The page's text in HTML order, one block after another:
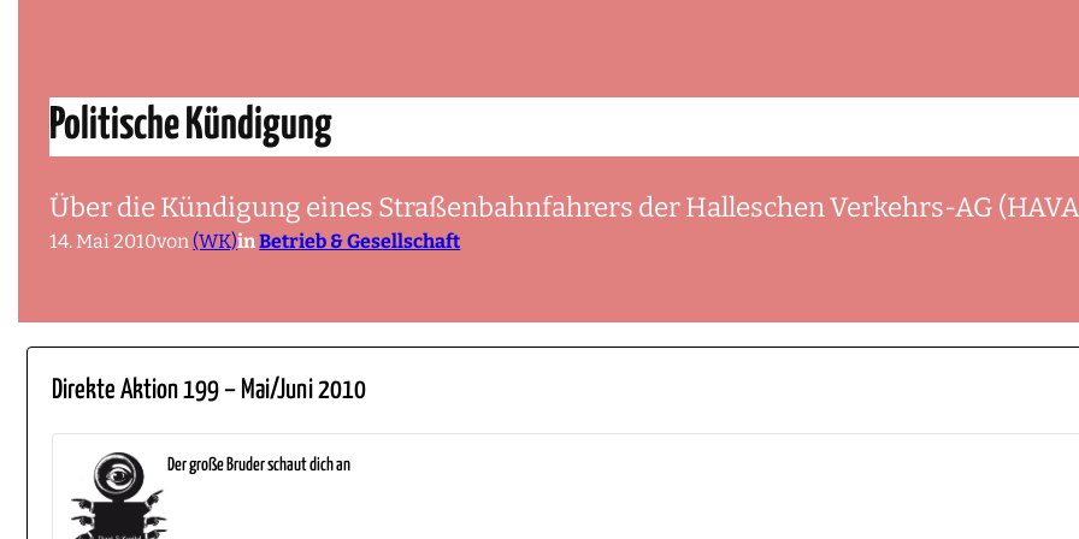
Politische Kündigung
Über die Kündigung eines Straßenbahnfahrers der Halleschen Verkehrs-AG
14. Mai 2010von (WK)inBetrieb & Gesellschaft
Direkte Aktion 199 – Mai/Juni 2010
Der große Bruder schaut dich an